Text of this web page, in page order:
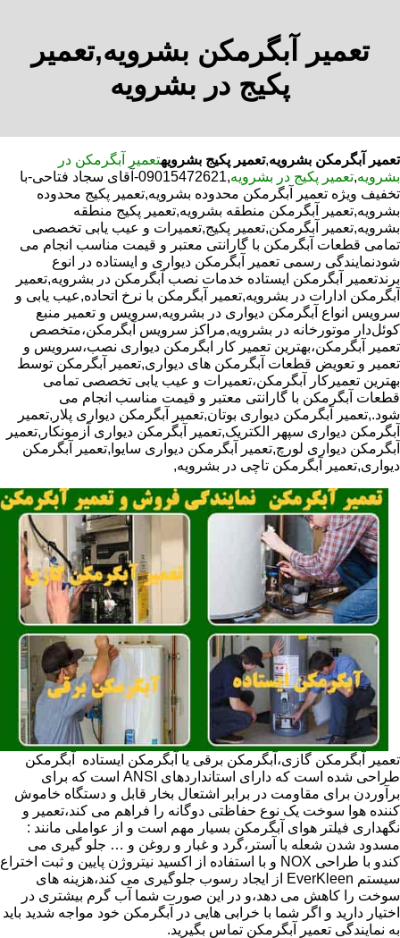
تعمیر آبگرمکن بشرویه,تعمیر
پکیج در بشرویه
تعمیر آبگرمکن بشرویه,تعمیر پکیج بشرویهتعمیر آبگرمکن در
بشرویه,تعمیر پکیج در بشرویه
,09015472621-آقای سجاد فتاحی-با
تخفیف ویژه تعمیر آبگرمکن محدوده بشرویه,تعمیر پکیج محدوده
بشرویه,تعمیر آبگرمکن منطقه بشرویه,تعمیر پکیج منطقه
بشرویه,تعمیر آبگرمکن,تعمیر پکیج,تعمیرات و عیب یابی تخصصی
تمامی قطعات آبگرمکن با گارانتی معتبر و قیمت مناسب انجام می
شودنمایندگی رسمی تعمیر آبگرمکن دیواری و ایستاده در انوع
برندتعمیر آبگرمکن ایستاده خدمات نصب آبگرمکن در بشرویه,تعمیر
آبگرمکن ادارات در بشرویه,تعمیر آبگرمکن با نرخ اتحاده,عیب یابی و
سرویس انواع آبگرمکن دیواری در بشرویه,سرویس و تعمیر منبع
کوئل‌دار موتورخانه در بشرویه,مراکز سرویس آبگرمکن،متخصص
تعمیر آبگرمکن،بهترین تعمیر کار ابگرمکن دیواری نصب،سرویس و
تعمیر و تعویض قطعات آبگرمکن های دیواری,تعمیر آبگرمکن توسط
بهترین تعمیرکار آبگرمکن،تعمیرات و عیب یابی تخصصی تمامی
قطعات آبگرمکن با گارانتی معتبر و قیمت مناسب انجام می
شود.,تعمیر آبگرمکن دیواری بوتان,تعمیر آبگرمکن دیواری پلار,تعمیر
آبگرمکن دیواری سپهر الکتریک,تعمیر آبگرمکن دیواری آزمونکار,تعمیر
آبگرمکن دیواری لورچ,تعمیر آبگرمکن دیواری سایوا,تعمیر آبگرمکن
دیواری,تعمیر آبگرمکن تاچی در بشرویه,
تعمیر آبگرمکن گازی،آبگرمکن برقی یا آبگرمکن ایستاده ​ آبگرمکن
طراحی شده است که دارای استانداردهای ANSI است که برای
برآوردن برای مقاومت در برابر اشتعال بخار قابل و دستگاه خاموش
کننده هوا سوخت یک نوع حفاظتی دوگانه را فراهم می کند،تعمیر و
نگهداری فیلتر هوای آبگرمکن بسیار مهم است و از عواملی مانند :
مسدود شدن شعله با آستر،گرد و غبار و روغن و … جلو گیری می
کندو با طراحی NOX و با استفاده از اکسید نیتروژن پایین و ثبت اختراع
سیستم EverKleen از ایجاد رسوب جلوگیری می کند،هزینه های
سوخت را کاهش می دهد،و در این صورت شما آب گرم بیشتری در
اختیار دارید و اگر شما با خرابی هایی در آبگرمکن خود مواجه شدید باید
به نمایندگی تعمیر آبگرمکن تماس بگیرید.